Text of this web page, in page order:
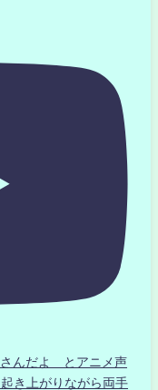
んだよ とアニメ声
き上がりながら両手